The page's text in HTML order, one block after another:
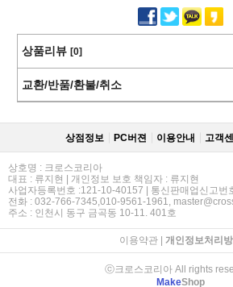
상품리뷰 [0]
교환/반품/환불/취소
상점정보 PC버젼 이용안내 고객
상호명 : 크로스코리아
대표 : 류지현 | 개인정보 보호 책임자 : 류지현
사업자등록번호 :121-10-40157 | 통신판매업신고번
전화 : 032-766-7345,010-9561-1961,
주소 : 인천시 동구 금곡동 10-11. 401호
이용약관| 개인정보처리
ⓒ크로스코리아 All rights
MakeShop